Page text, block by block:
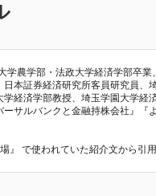
学農学部・法政大学経済学部卒
本証券経済研究所客員研究員、
経済学部教授、埼玉学園大学経
サルバンクと金融持株会社』『
』 で使われていた紹介文から引